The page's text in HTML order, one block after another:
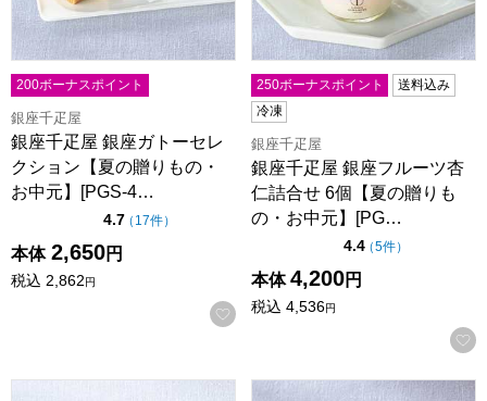
200ボーナスポイント
銀座千疋屋
銀座千疋屋 銀座ガトーセレ
クション【夏の贈りもの・
お中元】[PGS-4…
4.7点（5点満点中）
（ 17件の評価
）
本体 2,650円
税込 2,862円
お気に入りに登録する
250ボーナスポイント
送料込み
冷凍
銀座千疋屋
銀座千疋屋 銀座フルーツ杏
仁詰合せ 6個【夏の贈りも
の・お中元】[PG…
4.4点（5点満点中）
（5件の評価
）
本体 4,200円
税込 4,536円
銀座千疋屋 銀座プリン詰合せ【夏の贈りもの・お中元】
シュガーバターの木 シュガ